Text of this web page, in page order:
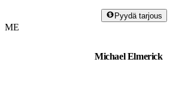
Pyydä tarjous
ME
Michael Elmerick